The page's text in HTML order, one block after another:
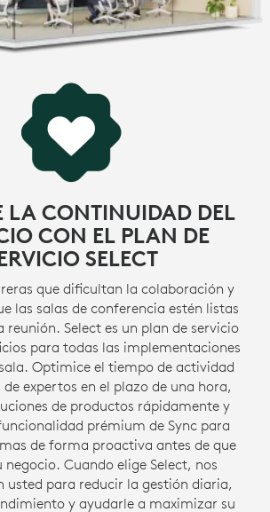
de MeetUp 2 incluyen hasta un
reciclado posconsumo con
dando una segunda vida al
de la electrónica de consumo
nuestra huella de carbono.
EL PLÁSTICO RECICLADO
LA CONTINUIDAD DEL
CON EL PLAN DE
SELECT
que dificultan la colaboración y
las salas de conferencia estén listas
reunión. Select es un plan de servicio
para todas las implementaciones
Optimice el tiempo de actividad
expertos en el plazo de una hora,
de productos rápidamente y
prémium de Sync para
de forma proactiva antes de que
negocio. Cuando elige Select, nos
usted para reducir la gestión diaria,
y ayudarle a maximizar su